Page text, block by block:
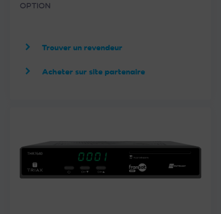
OPTION
Trouver un revendeur
Acheter sur site partenaire